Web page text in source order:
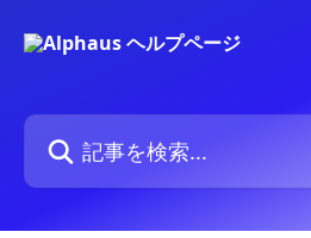
記事を検索...